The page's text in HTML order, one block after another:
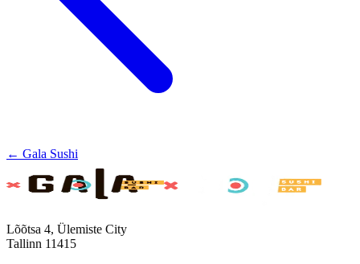
← Gala Sushi
Lõõtsa 4, Ülemiste City
Tallinn 11415